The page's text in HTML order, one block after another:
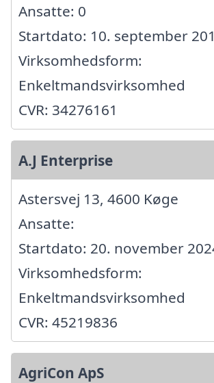
Ansatte: 0
Startdato: 10. september
Virksomhedsform:
Enkeltmandsvirksomhed
CVR: 34276161
A.J Enterprise
Astersvej 13, 4600 Køge
Ansatte:
Startdato: 20. november
Virksomhedsform:
Enkeltmandsvirksomhed
CVR: 45219836
AgriCon ApS